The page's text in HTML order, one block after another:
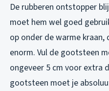
De rubberen ontstopper
moet hem wel goed
op onder de warme
enorm. Vul de gootsteen
ongeveer 5 cm voor extra
gootsteen moet je